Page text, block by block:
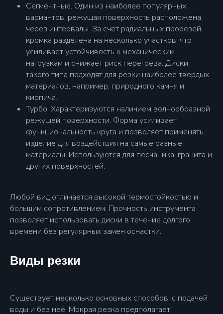
Сегментные. Один из наиболее популярных
вариантов, режущая поверхность расположена
через интервалы. За счет радиальных прорезей
кромка разделена на несколько участков, что
усиливает устойчивость к механическим
нагрузкам и снижает риск перегрева. Диски
такого типа подходят для резки наиболее твердых
материалов, например, природного камня и
кирпича.
Турбо. Характеризуются наличием волнообразной
режущей поверхности. Форма усиливает
функциональность круга и позволяет применять
изделие для воздействия на самые разные
материалы. Используются для песчаника, гранита и
других поверхностей.
Любой вид отличается высокой термостойкостью и
большим сопротивлением. Прочность инструмента
позволяет использовать диски в течение долгого
времени без регулярных замен оснастки.
Виды резки
Существует несколько основных способов: с подачей
воды и без неё. Мокрая резка предполагает